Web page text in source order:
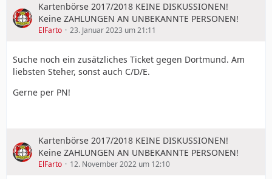
Kartenbörse 2017/2018 KEINE DISKUSSIONEN!
Keine ZAHLUNGEN AN UNBEKANNTE PERSONEN!
ElFarto 23. Januar 2023 um 21:11
Suche noch ein zusätzliches Ticket gegen Dortmund. Am
liebsten Steher, sonst auch C/D/E.
Gerne per PN!
Kartenbörse 2017/2018 KEINE DISKUSSIONEN!
Keine ZAHLUNGEN AN UNBEKANNTE PERSONEN!
ElFarto 12. November 2022 um 12:10